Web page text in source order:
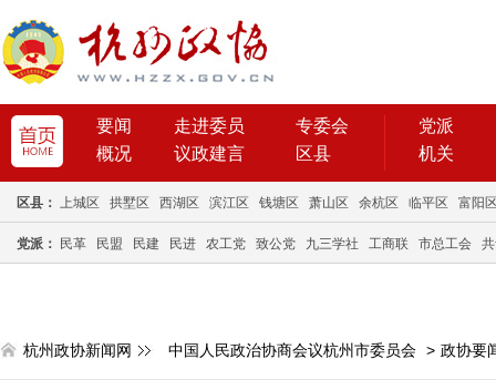
要闻 走进委员
专委会
概况
议政建言 区县
党派
机关
区县： 上城区 拱墅区 西湖区 滨江区 钱塘区 萧山区 余杭区 临平区 富阳
党派： 民革 民盟 民建 民进 农工党 致公党 九三学社 工商联 市总工会
杭州政协新闻网 中国人民政治协商会议杭州市委员会 > 政协要